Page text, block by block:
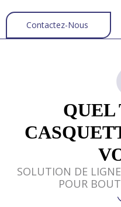
Contactez-Nous
QUEL
SOLUTION DE
POUR